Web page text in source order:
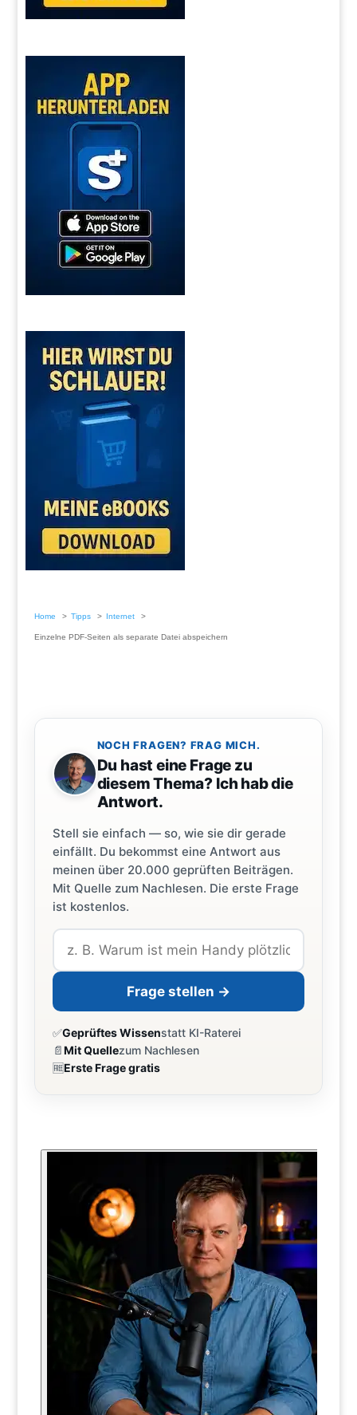
Home Tipps Internet
Einzelne PDF-Seiten als separate Datei abspeichern
NOCH FRAGEN? FRAG MICH.
Du hast eine Frage zu
diesem Thema? Ich hab die
Antwort.
Stell sie einfach — so, wie sie dir gerade
einfällt. Du bekommst eine Antwort aus
meinen über 20.000 geprüften Beiträgen.
Mit Quelle zum Nachlesen. Die erste Frage
ist kostenlos.
Frage stellen →
✅Geprüftes Wissenstatt KI-Raterei
📄Mit Quellezum Nachlesen
🆓Erste Frage gratis